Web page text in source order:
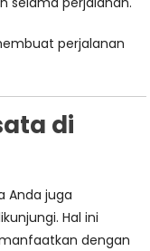
perjalanan
di
Anda juga
Hal ini
dengan